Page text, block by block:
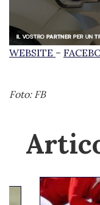
WEBSITE –
Foto: FB